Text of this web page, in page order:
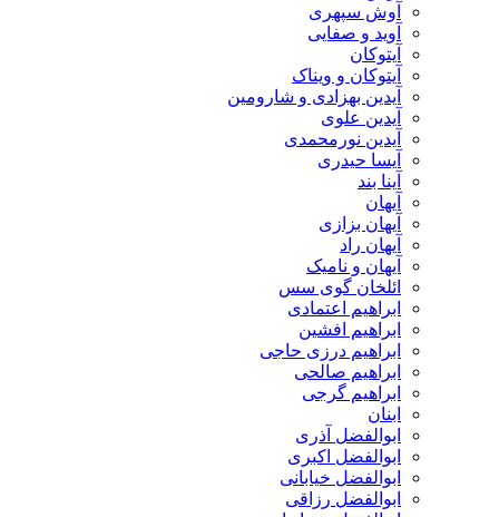
آوش سپهری
آوید و صفایی
آیتوکان
آیتوکان و ویناک
آیدین بهزادی و شارومین
آیدین علوی
آیدین نورمحمدی
آیسا حیدری
آینا بند
آیهان
آیهان بزازی
آیهان راد
آیهان و نامیک
ائلخان گوی سس
ابراهیم اعتمادی
ابراهیم افشین
ابراهیم درزی حاجی
ابراهیم صالحی
ابراهیم گرجی
ابنان
ابوالفضل آذری
ابوالفضل اکبری
ابوالفضل خیابانی
ابوالفضل رزاقی